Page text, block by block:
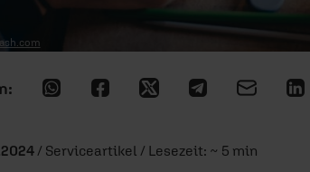
/ Serviceartikel / Lesezeit: ~ 5 min